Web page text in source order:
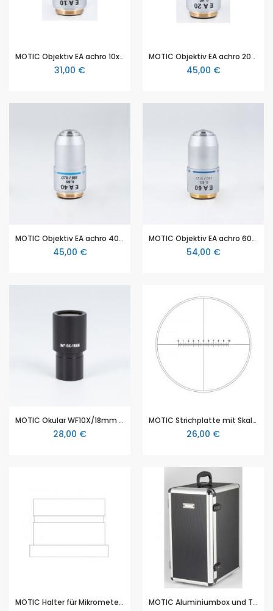
MOTIC Objektiv EA achro 10x/0.25 w.d.5 mm
31,00 €
MOTIC Objektiv EA achro 20x/0.40 w.d. 0.8 mm
45,00 €
MOTIC Objektiv EA achro 40x/0.65, S w.d. 0.3 mm
45,00 €
MOTIC Objektiv EA achro 60x/0.85, S w.d. 0.25 mm
54,00 €
MOTIC Okular WF10X/18mm (RedLine100)
28,00 €
MOTIC Strichplatte mit Skala (10mm in 100 Teilen) und Fadenkreuz (Ø19mm)
26,00 €
MOTIC Halter für Mikrometerstrichplatte Ø 18 mm MOTIC Aluminiumbox und Transportkoffer für MOTIC Schulmikroskope